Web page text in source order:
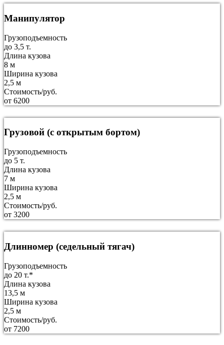
Манипулятор
Грузоподъемность
до 3,5 т.
Длина кузова
8 м
Ширина кузова
2,5 м
Стоимость/руб.
от 6200
Грузовой (с открытым бортом)
Грузоподъемность
до 5 т.
Длина кузова
7 м
Ширина кузова
2,5 м
Стоимость/руб.
от 3200
Длинномер (седельный тягач)
Грузоподъемность
до 20 т.*
Длина кузова
13,5 м
Ширина кузова
2,5 м
Стоимость/руб.
от 7200